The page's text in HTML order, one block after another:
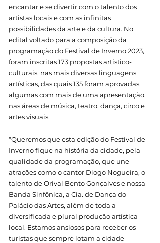
encantar e se divertir com o talento dos
artistas locais e com as infinitas
possibilidades da arte e da cultura. No
edital voltado para a composição da
programação do Festival de Inverno 2023,
foram inscritas 173 propostas artístico-
culturais, nas mais diversas linguagens
artísticas, das quais 135 foram aprovadas,
algumas com mais de uma apresentação,
nas áreas de música, teatro, dança, circo e
artes visuais.
“Queremos que esta edição do Festival de
Inverno fique na história da cidade, pela
qualidade da programação, que une
atrações como o cantor Diogo Nogueira, o
talento de Orival Bento Gonçalves e nossa
Banda Sinfônica, a Cia. de Dança do
Palácio das Artes, além de toda a
diversificada e plural produção artística
local. Estamos ansiosos para receber os
turistas que sempre lotam a cidade